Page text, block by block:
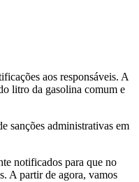
aos responsáveis. A
litro da gasolina comum e
sanções administrativas em
notificados para que no
A partir de agora, vamos